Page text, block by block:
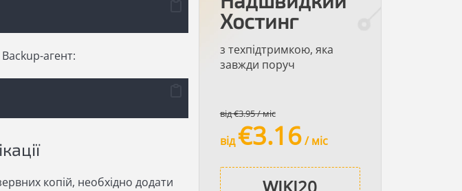
агент:
копій, необхідно додати
Хостинг
з техпідтримкою, яка
завжди поруч
від €3.95 / міс
від€3.16/ міс